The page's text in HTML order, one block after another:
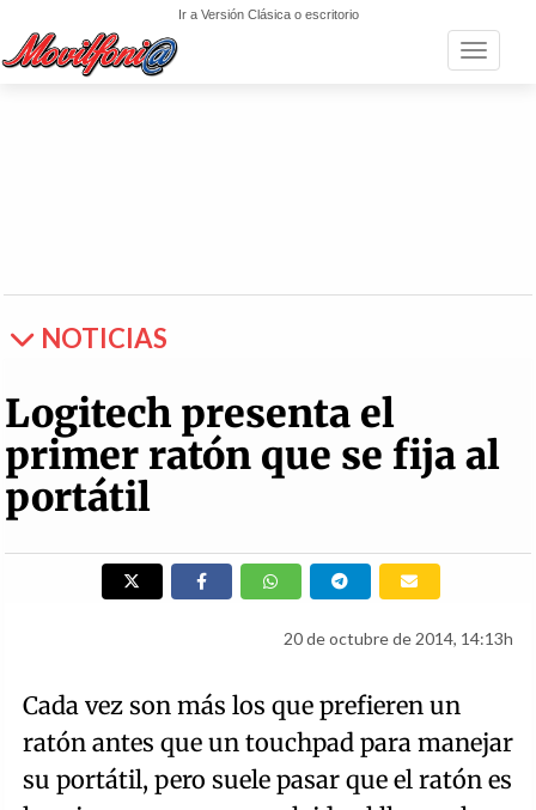
Ir a Versión Clásica o escritorio
Toggle
NOTICIAS
Logitech presenta el
primer ratón que se fija al
portátil
20 de octubre de 2014, 14:13h
Cada vez son más los que prefieren un
ratón antes que un touchpad para manejar
su portátil, pero suele pasar que el ratón es